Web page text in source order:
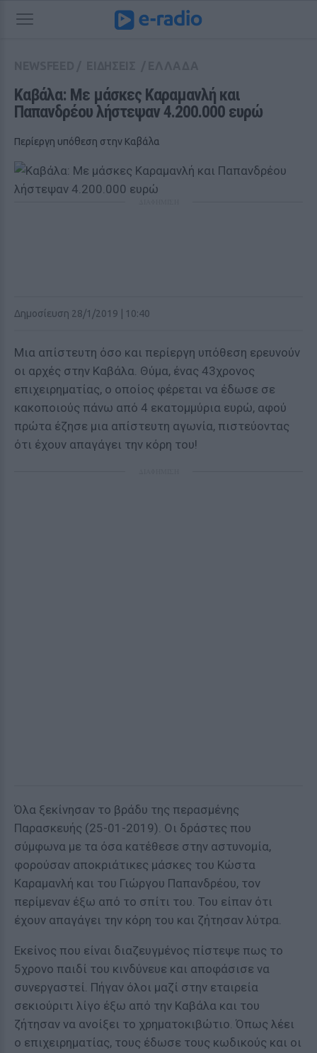
Καβάλα: Με μάσκες Καραμανλή και
Παπανδρέου λήστεψαν 4.200.000 ευρώ
Περίεργη υπόθεση στην Καβάλα
Δημοσίευση 28/1/2019 | 10:40
Μια απίστευτη όσο και περίεργη υπόθεση ερευνούν
οι αρχές στην Καβάλα. Θύμα, ένας 43χρονος
επιχειρηματίας, ο οποίος φέρεται να έδωσε σε
κακοποιούς πάνω από 4 εκατομμύρια ευρώ, αφού
πρώτα έζησε μια απίστευτη αγωνία, πιστεύοντας
ότι έχουν απαγάγει την κόρη του!
Όλα ξεκίνησαν το βράδυ της περασμένης
Παρασκευής (25-01-2019). Οι δράστες που
σύμφωνα με τα όσα κατέθεσε στην αστυνομία,
φορούσαν αποκριάτικες μάσκες του Κώστα
Καραμανλή και του Γιώργου Παπανδρέου, τον
περίμεναν έξω από το σπίτι του. Του είπαν ότι
έχουν απαγάγει την κόρη του και ζήτησαν λύτρα.
Εκείνος που είναι διαζευγμένος πίστεψε πως το
5χρονο παιδί του κινδύνευε και αποφάσισε να
συνεργαστεί. Πήγαν όλοι μαζί στην εταιρεία
σεκιούριτι λίγο έξω από την Καβάλα και του
ζήτησαν να ανοίξει το χρηματοκιβώτιο. Όπως λέει
ο επιχειρηματίας, τους έδωσε τους κωδικούς και οι